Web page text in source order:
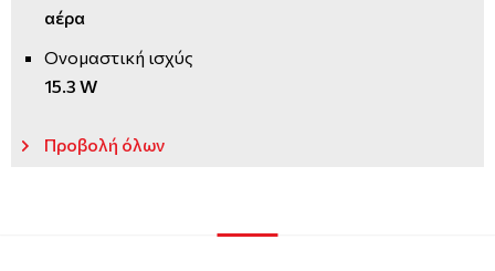
αέρα
Ονομαστική ισχύς
15.3 W
Προβολή όλων